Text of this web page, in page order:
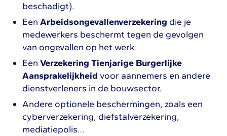
beschadigt).
Een Arbeidsongevallenverzekering die je
medewerkers beschermt tegen de gevolgen
van ongevallen op het werk.
Een Verzekering Tienjarige Burgerlijke
Aansprakelijkheid voor aannemers en andere
dienstverleners in de bouwsector.
Andere optionele beschermingen, zoals een
cyberverzekering, diefstalverzekering,
mediatiepolis…